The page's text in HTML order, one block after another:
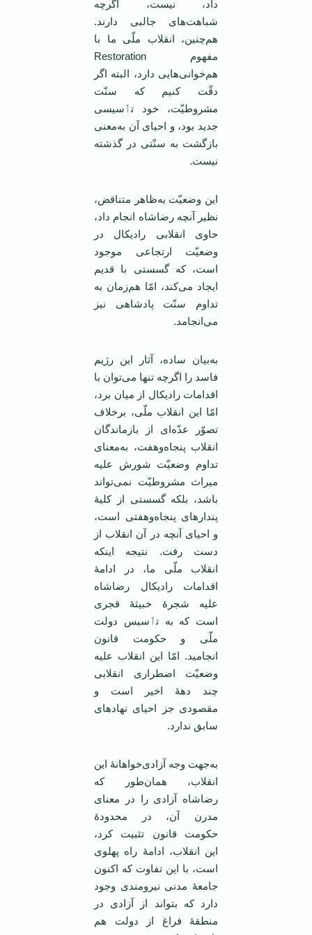
داد، نیست، اگرچه
شباهت‌های جالبی دارند.
هم‌چنین، انقلاب ملّی ما با
مفهوم Restoration
هم‌خوانی‌هایی دارد، البته اگر
دقّت کنیم که سنّت
مشروطیّت، خود تٲسیسی
جدید بود، و احیای آن به‌معنی
بازگشت به سنّتی در گذشته
نیست.
این وضعیّت به‌ظاهر متناقض،
نظیر آنچه رضاشاه انجام داد،
حاوی انقلابی رادیکال در
وضعیّت ارتجاعی موجود
است، که گسستی با قدیم
ایجاد می‌کند، امّا هم‌زمان به
تداوم سنّت پادشاهی نیز
می‌انجامد.
به‌بیان ساده، آثار این رژیم
فاسد را اگرچه تنها می‌توان با
اقدامات رادیکال از میان برد،
امّا این انقلاب ملّی، برخلاف
تصوّر عدّه‌ای از بازماندگان
انقلاب پنجاه‌وهفت، به‌معنای
تداوم وضعیّت شورش علیه
میراث مشروطیّت نمی‌تواند
باشد، بلکه گسستی از کلیهٔ‌
پندارهای پنجاه‌وهفتی است،
و احیای آنچه در آن انقلاب از
دست رفت. نتیجه اینکه
انقلاب ملّی ما، در ادامهٔ
اقدامات رادیکال رضاشاه
علیه شجرهٔ خبیثهٔ قجری
است که به تٲسیس دولت
ملّی و حکومت قانون
انجامید. امّا این انقلاب علیه
وضعیّت اضطراری انقلابی
چند دههٔ‌ اخیر است و
مقصودی جز احیای نهادهای
سابق ندارد.
به‌جهت وجه آزادی‌خواهانهٔ‌ این
انقلاب، همان‌طور که
رضاشاه آزادی را در معنای
مدرن آن، در محدودهٔ‌
حکومت قانون تثبیت کرد،
این انقلاب، ادامهٔ‌ راه پهلوی
است، با این تفاوت که اکنون
جامعهٔ‌ مدنی نیرومندی وجود
دارد که بتواند از آزادی در
منطقهٔ‌ فراغ از دولت هم